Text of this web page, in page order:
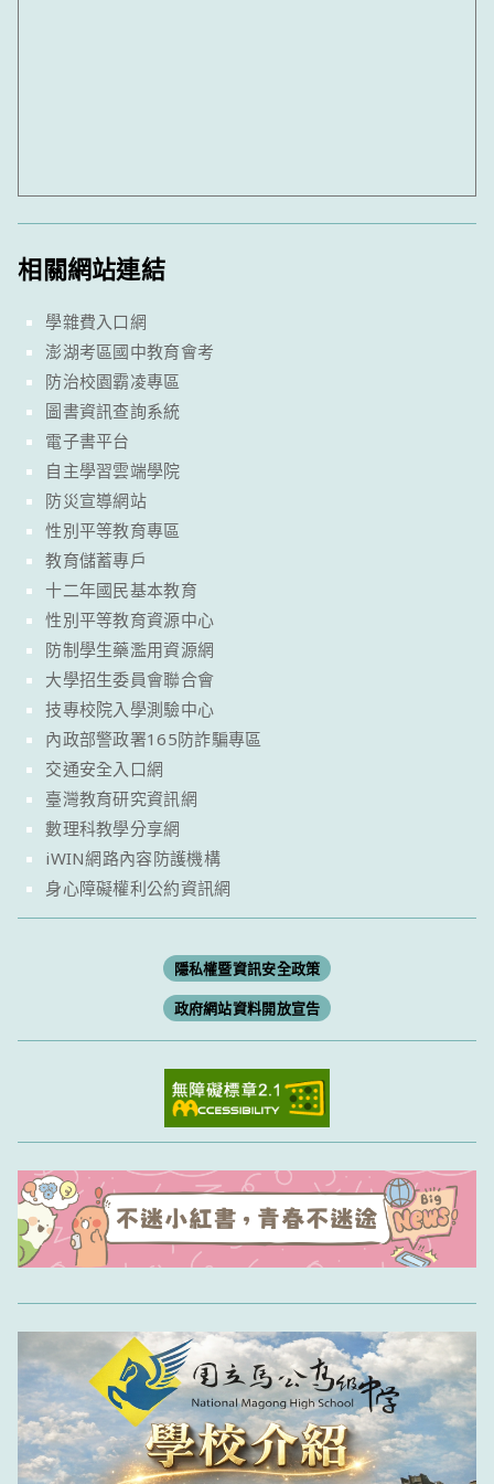
相關網站連結
學雜費入口網
澎湖考區國中教育會考
防治校園霸凌專區
圖書資訊查詢系統
電子書平台
自主學習雲端學院
防災宣導網站
性別平等教育專區
教育儲蓄專戶
十二年國民基本教育
性別平等教育資源中心
防制學生藥濫用資源網
大學招生委員會聯合會
技專校院入學測驗中心
內政部警政署165防詐騙專區
交通安全入口網
臺灣教育研究資訊網
數理科教學分享網
iWIN網路內容防護機構
身心障礙權利公約資訊網
隱私權暨資訊安全政策
政府網站資料開放宣告